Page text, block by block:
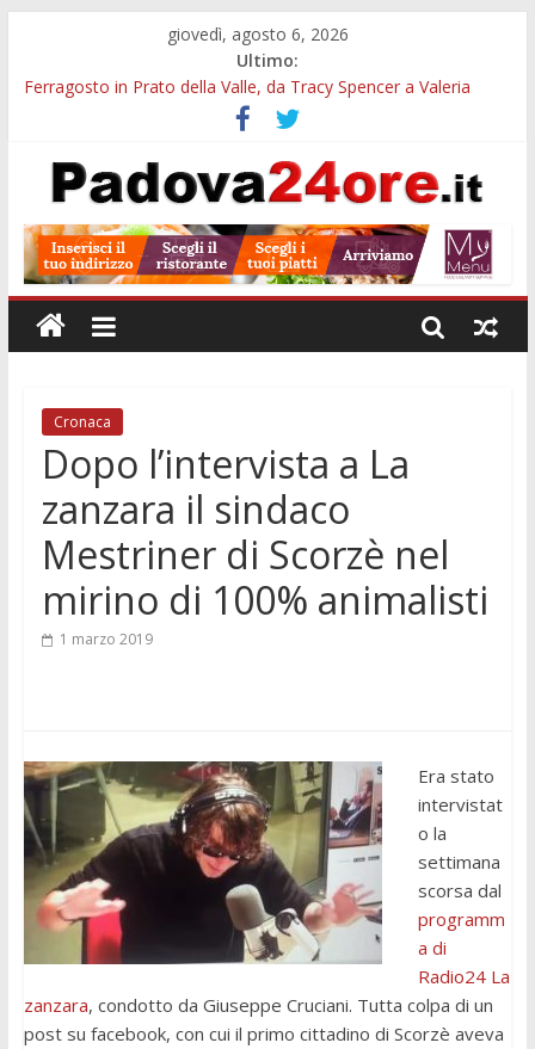
giovedì, agosto 6, 2026
Ultimo:
Ferragosto in Prato della Valle, da Tracy Spencer a Valeria
Euganea Film Festival 2026: 49 opere e 18 anteprime nei Colli
Euganei
Notturni padovani al Museo della Natura e dell’Uomo: date e
Organi in 3D al MUSME: il corpo umano si esplora con i visori
VR
Musei gratis a Padova per tutto agosto: chi entra e quali sedi
visitare
Cronaca
Dopo l’intervista a La
zanzara il sindaco
Mestriner di Scorzè nel
mirino di 100% animalisti
1 marzo 2019
Era stato
intervistat
o la
settimana
scorsa dal
programm
a di
Radio24 La
zanzara, condotto da Giuseppe Cruciani. Tutta colpa di un
post su facebook, con cui il primo cittadino di Scorzè aveva